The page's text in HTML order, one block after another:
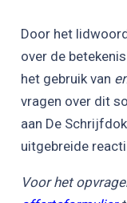
Door het
over de
het gebruik van
vragen over dit
aan De
uitgebreide
Voor het